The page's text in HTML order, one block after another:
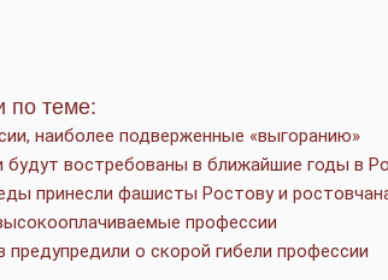
по теме:
наиболее подверженные «выгоранию»
будут востребованы в ближайшие годы в
принесли фашисты Ростову и
профессии
предупредили о скорой гибели профессии